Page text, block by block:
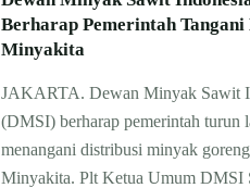
Berharap Pemerintah
Minyakita
JAKARTA. Dewan Minyak Sawit
(DMSI) berharap pemerintah turun
menangani distribusi minyak
Minyakita. Plt Ketua Umum DMSI